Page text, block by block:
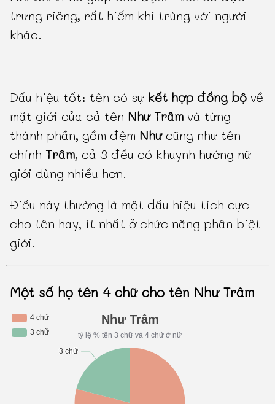
trưng riêng, rất hiếm khi trùng với người
khác.
-
Dấu hiệu tốt: tên có sự kết hợp đồng bộ về
mặt giới của cả tên Như Trâm và từng
thành phần, gồm đệm Nhưcũng như tên
chính Trâm, cả 3 đều có khuynh hướng nữ
giới dùng nhiều hơn.
Điều này thường là một dấu hiệu tích cực
cho tên hay, ít nhất ở chức năng phân biệt
giới.
Một số họ tên 4 chữ cho tên Như Trâm